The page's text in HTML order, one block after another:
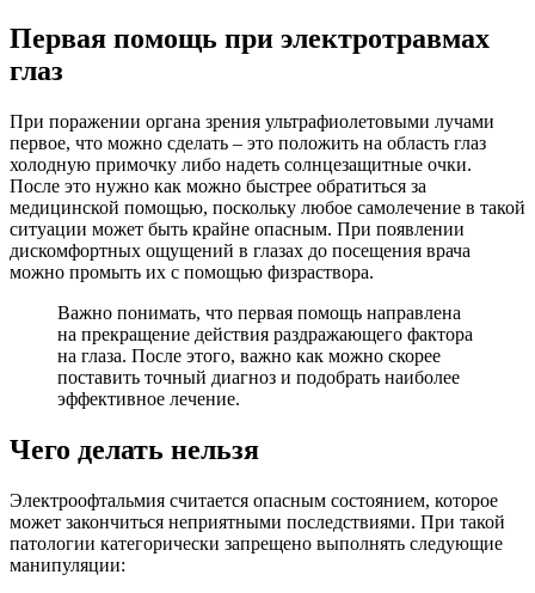
Первая помощь при электротравмах
глаз
При поражении органа зрения ультрафиолетовыми лучами
первое, что можно сделать – это положить на область глаз
холодную примочку либо надеть солнцезащитные очки.
После это нужно как можно быстрее обратиться за
медицинской помощью, поскольку любое самолечение в такой
ситуации может быть крайне опасным. При появлении
дискомфортных ощущений в глазах до посещения врача
можно промыть их с помощью физраствора.
Важно понимать, что первая помощь направлена
на прекращение действия раздражающего фактора
на глаза. После этого, важно как можно скорее
поставить точный диагноз и подобрать наиболее
эффективное лечение.
Чего делать нельзя
Электроофтальмия считается опасным состоянием, которое
может закончиться неприятными последствиями. При такой
патологии категорически запрещено выполнять следующие
манипуляции: